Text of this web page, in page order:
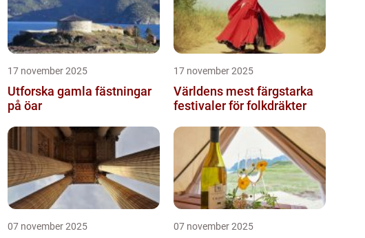
17 november 2025
Utforska gamla fästningar
på öar
17 november 2025
Världens mest färgstarka
festivaler för folkdräkter
07 november 2025 07 november 2025